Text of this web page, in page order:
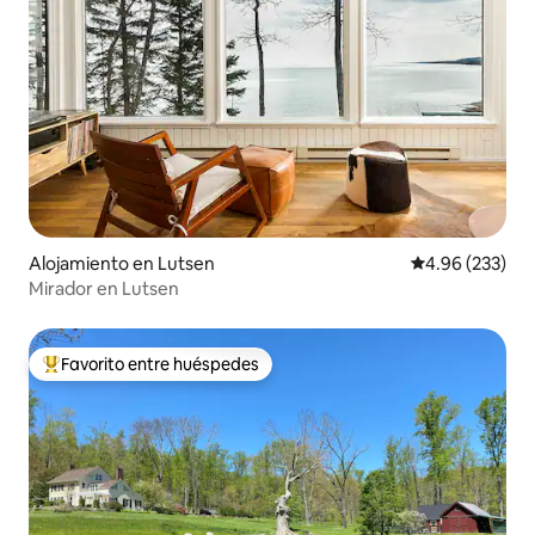
Alojamiento en Lutsen Calificación
4.96 (233)
Mirador en Lutsen
Favorito entre huéspedes preferido
Favorito entre huéspedes